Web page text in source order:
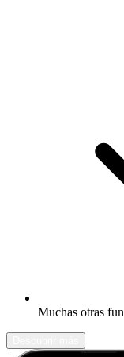
Muchas otras